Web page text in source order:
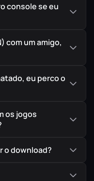
console se eu
com um amigo,
eu perco o
os jogos
o download?